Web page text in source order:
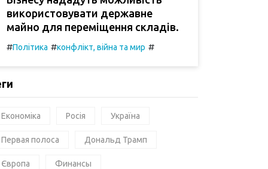
використовувати державне
майно для переміщення складів.
#Політика #конфлікт, війна та мир #
Економіка Росія Україна
Первая полоса Дональд Трамп
Європа Финансы